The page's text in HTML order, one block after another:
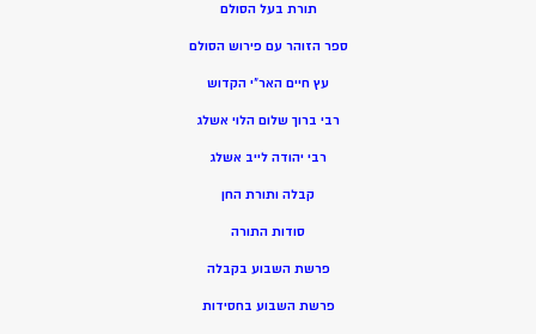
תורת בעל הסולם
ספר הזוהר עם פירוש הסולם
עץ חיים האר”י הקדוש
רבי ברוך שלום הלוי אשלג
רבי יהודה לייב אשלג
קבלה ותורת החן
סודות התורה
פרשת השבוע בקבלה
פרשת השבוע בחסידות